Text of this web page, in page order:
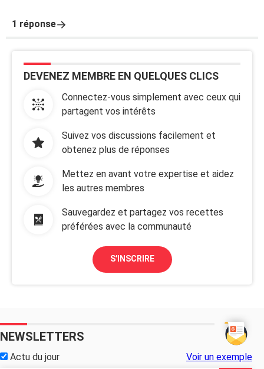
1 réponse
DEVENEZ MEMBRE EN QUELQUES CLICS
Connectez-vous simplement avec ceux qui
partagent vos intérêts
Suivez vos discussions facilement et
obtenez plus de réponses
Mettez en avant votre expertise et aidez
les autres membres
Sauvegardez et partagez vos recettes
préférées avec la communauté
S'INSCRIRE
NEWSLETTERS
Actu du jour Voir un exemple